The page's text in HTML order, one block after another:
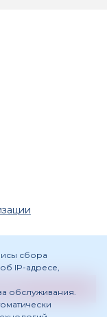
сбора
IP-адресе,
обслуживания.